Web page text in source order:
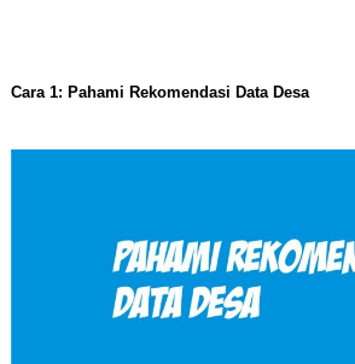
Cara 1: Pahami Rekomendasi Data Desa